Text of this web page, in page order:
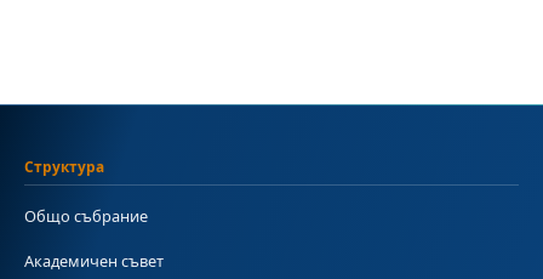
Структура
Общо събрание
Академичен съвет